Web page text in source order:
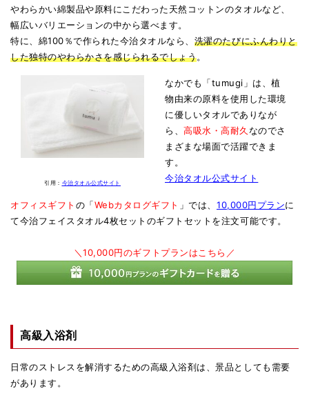
やわらかい綿製品や原料にこだわった天然コットンのタオルなど、
幅広いバリエーションの中から選べます。
特に、綿100％で作られた今治タオルなら、 洗濯のたびにふんわりと
した独特のやわらかさを感じられるでしょう。
引用： 今治タオル公式サイト
なかでも「tumugi」は、植
物由来の原料を使用した環境
に優しいタオルでありなが
ら、高吸水・高耐久なのでさ
まざまな場面で活躍できま
す。
今治タオル公式サイト
オフィスギフト の「Webカタログギフト 」では、 10,000円プランに
て今治フェイスタオル4枚セットのギフトセットを注文可能です。
＼10,000円のギフトプランはこちら／
高級入浴剤
日常のストレスを解消するための高級入浴剤は、景品としても需要
があります。